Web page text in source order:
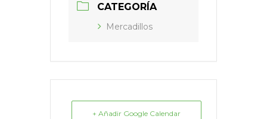
CATEGORÍA
Mercadillos
+ Añadir Google Calendar